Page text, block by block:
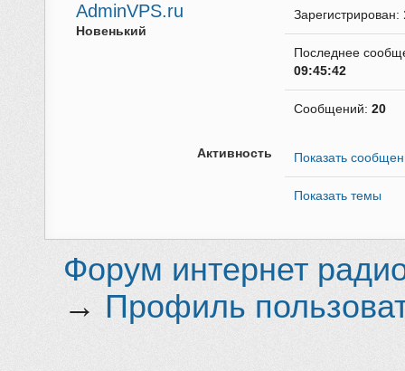
AdminVPS.ru
Новенький
Зарегистрирован:
Последнее
09:45:42
Сообщений: 20
Активность Показать
Показать темы
Форум интернет
→ Профиль